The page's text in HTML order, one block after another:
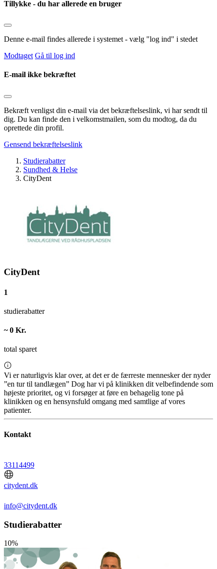
Tillykke - du har allerede en bruger
Denne e-mail findes allerede i systemet - vælg "log ind" i stedet
Modtaget Gå til log ind
E-mail ikke bekræftet
Bekræft venligst din e-mail via det bekræftelseslink, vi har sendt til
dig. Du kan finde den i velkomstmailen, som du modtog, da du
oprettede din profil.
Gensend bekræftelseslink
Studierabatter
Sundhed & Helse
CityDent
CityDent
1
studierabatter
~ 0 Kr.
total sparet
Vi er naturligvis klar over, at det er de færreste mennesker der nyder
”en tur til tandlægen” Dog har vi på klinikken dit velbefindende som
højeste prioritet, og vi forsøger at føre en behagelig tone på
klinikken og en hensynsfuld omgang med samtlige af vores
patienter.
Kontakt
33114499
citydent.dk
info@citydent.dk
Studierabatter
10%